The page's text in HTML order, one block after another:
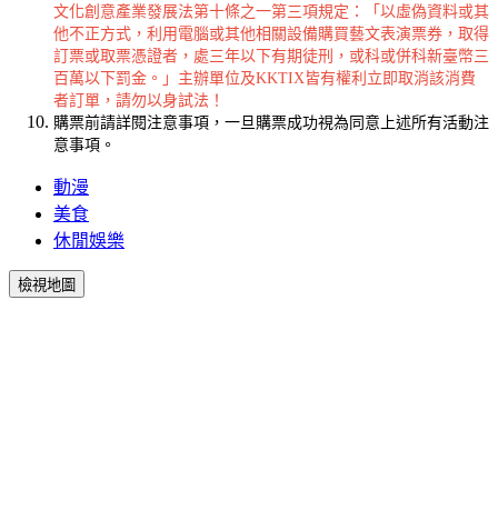
文化創意產業發展法第十條之一第三項規定：「以虛偽資料或其
他不正方式，利用電腦或其他相關設備購買藝文表演票券，取得
訂票或取票憑證者，處三年以下有期徒刑，或科或併科新臺幣三
百萬以下罰金。」主辦單位及KKTIX皆有權利立即取消該消費
者訂單，請勿以身試法！
購票前請詳閱注意事項，一旦購票成功視為同意上述所有活動注
意事項。
動漫
美食
休閒娛樂
檢視地圖